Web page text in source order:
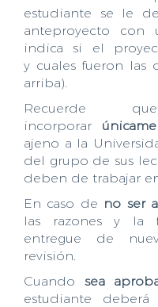
estudiante se le
anteproyecto con
indica si el
y cuales fueron las
arriba).
Recuerde
incorporar
ajeno a la
del grupo de sus
deben de trabajar
En caso de no ser
las razones y la
entregue de
revisión.
Cuando sea
estudiante